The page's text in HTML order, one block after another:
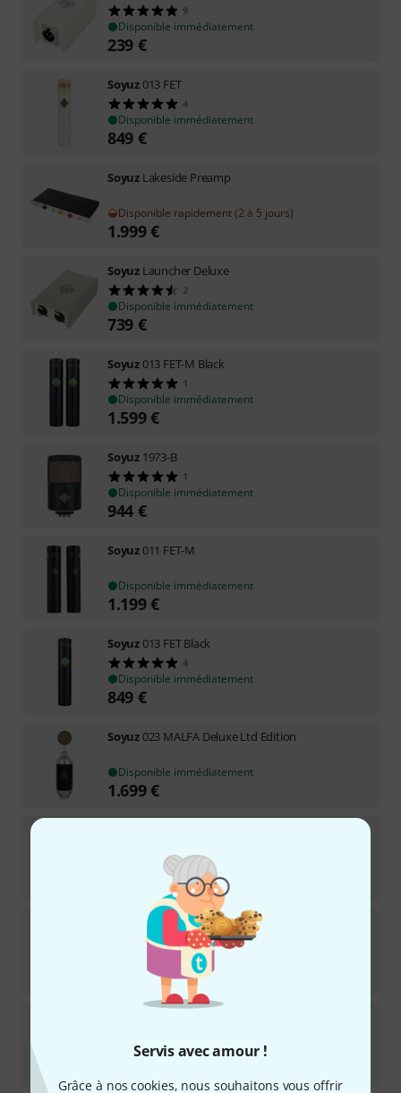
Servis avec amour !
Grâce à nos cookies, nous souhaitons vous offrir
9
Disponible immédiatement
239 €
Soyuz 013 FET
4
Disponible immédiatement
849 €
Soyuz Lakeside Preamp
Disponible rapidement (2 à 5 jours)
1.999€
Soyuz Launcher Deluxe
2
Disponible immédiatement
739 €
Soyuz 013 FET-M Black
1
Disponible immédiatement
1.599€
Soyuz 1973-B
1
Disponible immédiatement
944 €
Soyuz 011 FET-M
Disponible immédiatement
1.199€
Soyuz 013 FET Black
4
Disponible immédiatement
849 €
Soyuz 023 MALFA Deluxe Ltd Edition
Disponible immédiatement
1.699€
Disponible immédiatement
013 Ambisonic
Disponible immédiatement
€
Disponible immédiatement